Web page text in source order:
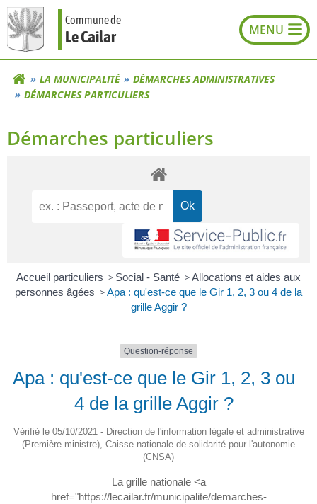
Aller
au
contenu
Commune de
Le Cailar
LA MUNICIPALITÉ
DÉMARCHES ADMINISTRATIVES
DÉMARCHES PARTICULIERS
Démarches particuliers
Accueil particuliers > Social - Santé >Allocations et aides aux
personnes âgées >Apa : qu'est-ce que le Gir 1, 2, 3 ou 4 de la
grille Aggir ?
Question-réponse
Apa : qu'est-ce que le Gir 1, 2, 3 ou
4 de la grille Aggir ?
Vérifié le 05/10/2021 - Direction de l'information légale et administrative
(Première ministre), Caisse nationale de solidarité pour l'autonomie
(CNSA)
La grille nationale <a
href="https://lecailar.fr/municipalite/demarches-